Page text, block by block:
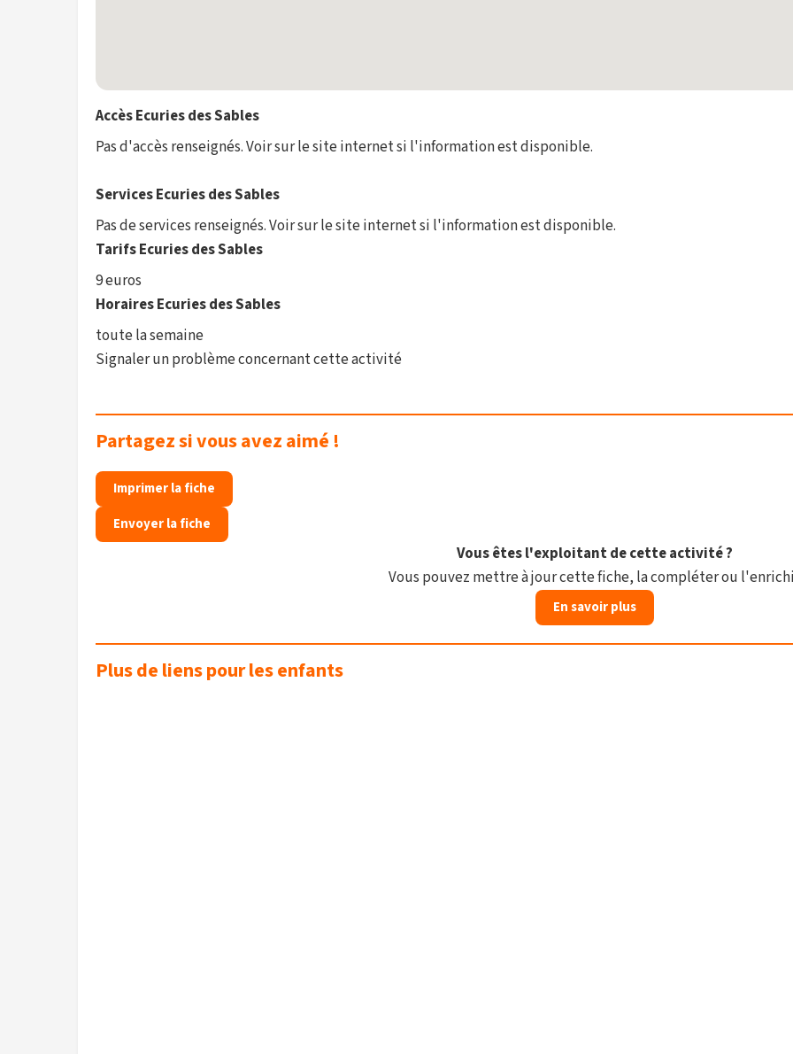
Accès Ecuries des Sables
Pas d'accès renseignés. Voir sur le site internet si l'information est disponible.
Services Ecuries des Sables
Pas de services renseignés. Voir sur le site internet si l'information est disponible.
Tarifs Ecuries des Sables
9 euros
Horaires Ecuries des Sables
toute la semaine
Signaler un problème concernant cette activité
Partagez si vous avez aimé !
Imprimer la fiche
Envoyer la fiche
Vous êtes l'exploitant de cette activité ?
Vous pouvez mettre à jour cette fiche, la compléter ou
En savoir plus
Plus de liens pour les enfants